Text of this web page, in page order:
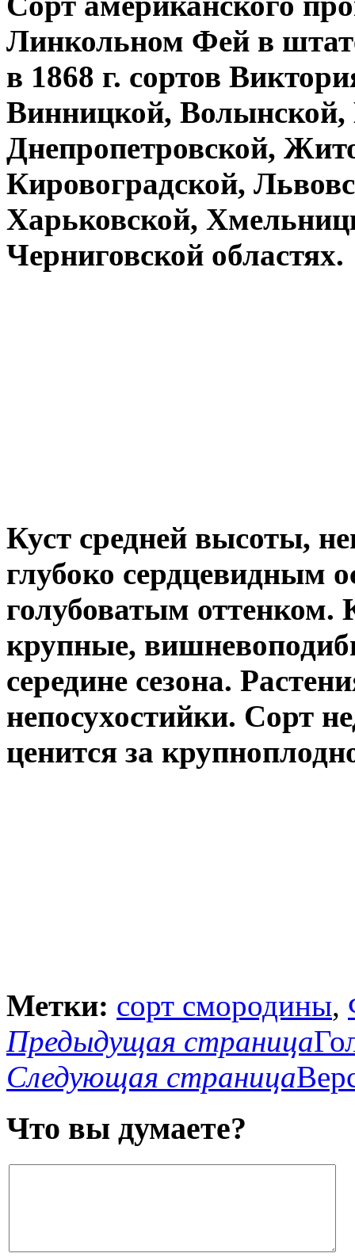
Линкольном Фей в
в 1868 г. сортов
Винницкой,
Днепропетровской,
Кировоградской,
Харьковской,
Черниговской областях.
Куст средней высоты,
глубоко сердцевидным
голубоватым
крупные,
середине сезона.
непосухостийки. Сорт
ценится за
Метки: сорт смородины,
Предыдущая страница
Следующая страница
Что вы думаете?